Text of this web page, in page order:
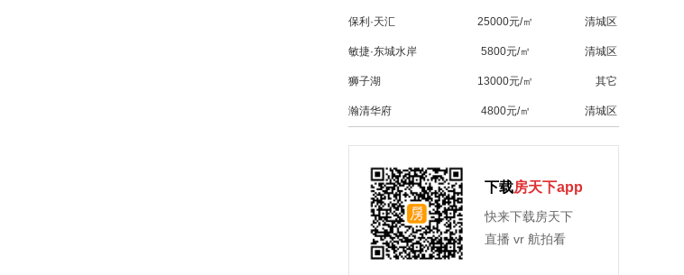
保利·天汇 25000元/㎡ 清城区
敏捷·东城水岸 5800元/㎡ 清城区
狮子湖 13000元/㎡ 其它
瀚清华府 4800元/㎡ 清城区
下载房天下app
快来下载房天下
直播 vr 航拍看